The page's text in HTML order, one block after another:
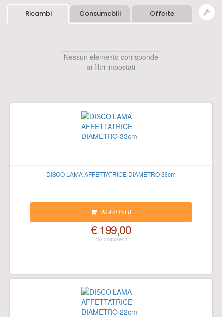
Ricambi Consumabili Offerte
Nessun elemento corrisponde
ai filtri impostati
DISCO LAMA AFFETTATRICE DIAMETRO 33cm
AGGIUNGI
€ 199,00